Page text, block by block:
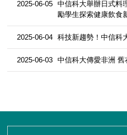
2025-06-05 中信科大舉辦日式料
勵學生探索健康飲食
2025-06-04 科技新趨勢！中信科
2025-06-03 中信科大傳愛非洲